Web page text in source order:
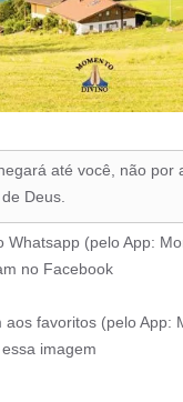
até você, não por
Deus.
Whatsapp (pelo App:
no Facebook
aos favoritos (pelo App:
imagem